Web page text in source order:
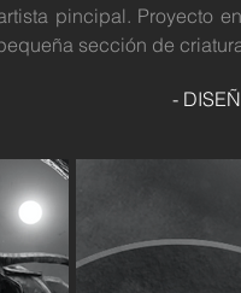
pincipal. Proyecto
sección de
-